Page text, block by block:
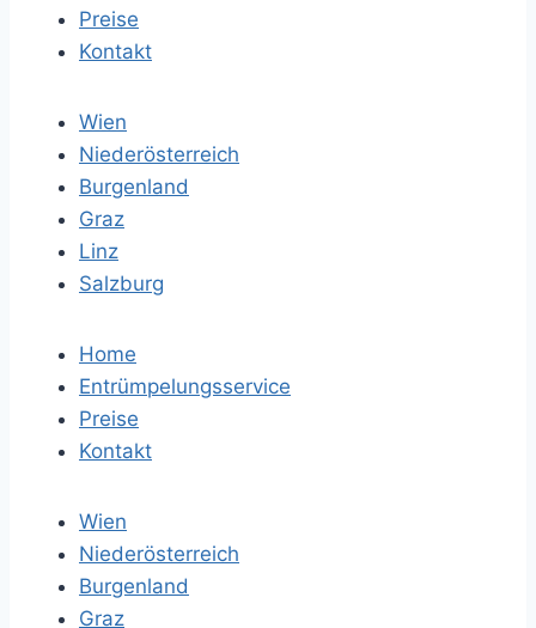
Preise
Kontakt
Wien
Niederösterreich
Burgenland
Graz
Linz
Salzburg
Home
Entrümpelungsservice
Preise
Kontakt
Wien
Niederösterreich
Burgenland
Graz